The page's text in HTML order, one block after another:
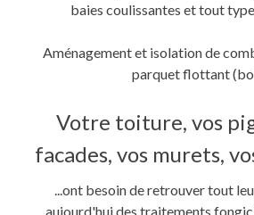
baies coulissantes et tout
Aménagement et isolation de
parquet flottant
Votre toiture, vos
facades, vos murets,
...ont besoin de retrouver tout
aujourd'hui des traitements